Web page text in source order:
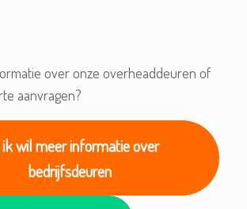
over onze overheaddeuren of
aanvragen?
wil meer informatie over
bedrijfsdeuren